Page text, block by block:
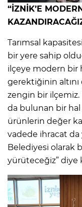
“İZNİK’E
Tarımsal
bir yere sahip
ilçeye modern bir
gerektiğinin altını
zengin bir
da bulunan bir
ürünlerin değer
vadede ihracat da
Belediyesi olarak
yürüteceğiz” diye